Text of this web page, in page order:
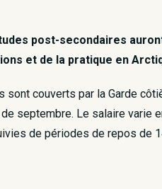
post-secondaires
et de la pratique en
couverts par la Garde
septembre. Le salaire
de périodes de repos de